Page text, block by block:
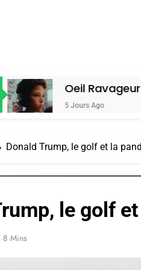
Ravageur – Vanessa
Ago
Donald Trump, le golf et la
le golf
8 Mins